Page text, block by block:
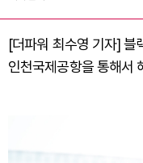
[더파워 최수영 기자] 블
인천국제공항을 통해서